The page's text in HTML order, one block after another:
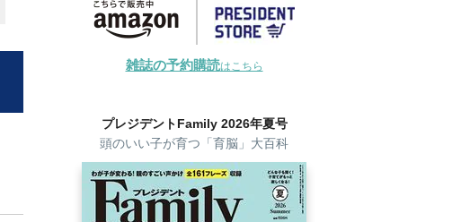
雑誌の予約購読はこちら
プレジデントFamily 2026年夏号
頭のいい子が育つ「育脳」大百科